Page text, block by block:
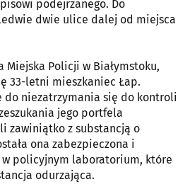
podejrzanego. Do
dwie ulice dalej od miejsca
Miejska Policji w Białymstoku,
33-letni mieszkaniec Łap.
do niezatrzymania się do kontroli
jego portfela
zawiniątko z substancją o
ona zabezpieczona i
policyjnym laboratorium, które
odurzająca.